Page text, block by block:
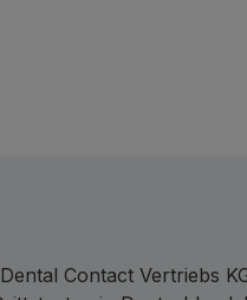
Contact Vertriebs